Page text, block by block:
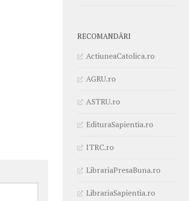
RECOMANDĂRI
ActiuneaCatolica.ro
AGRU.ro
ASTRU.ro
EdituraSapientia.ro
ITRC.ro
LibrariaPresaBuna.ro
LibrariaSapientia.ro